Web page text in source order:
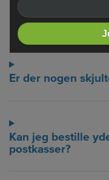
Er webhosting til
inkluderet i
Er der nogen
Kan jeg bestille
postkasser?